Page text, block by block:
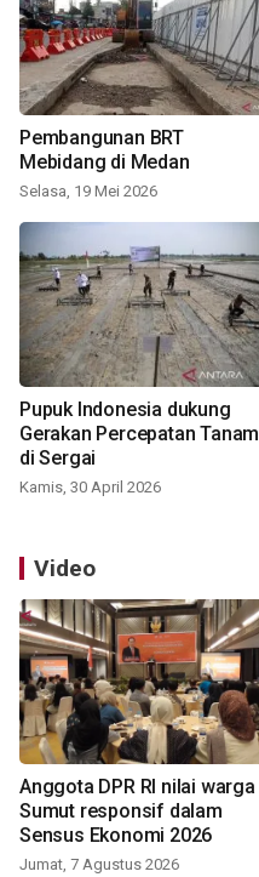
Pembangunan BRT
Mebidang di Medan
Selasa, 19 Mei 2026
Pupuk Indonesia dukung
Gerakan Percepatan Tanam
di Sergai
Kamis, 30 April 2026
Video
Anggota DPR RI nilai warga
Sumut responsif dalam
Sensus Ekonomi 2026
Jumat, 7 Agustus 2026